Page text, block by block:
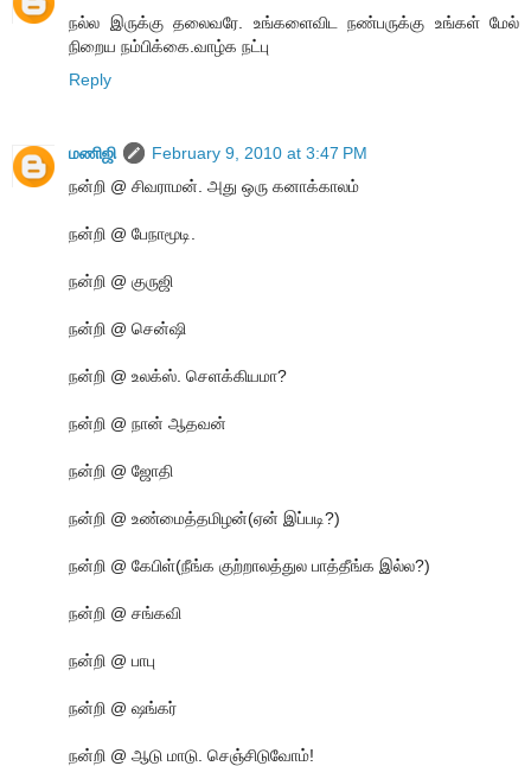
நல்ல இருக்கு தலைவரே. உங்களைவிட நண்பருக்கு உங்கள் மேல்
நிறைய நம்பிக்கை.வாழ்க நட்பு
Reply
மணிஜி
February 9, 2010 at 3:47 PM
நன்றி @ சிவராமன். அது ஒரு கனாக்காலம்
நன்றி @ பேநாமூடி.
நன்றி @ குருஜி
நன்றி @ சென்ஷி
நன்றி @ உலக்ஸ். செளக்கியமா?
நன்றி @ நான் ஆதவன்
நன்றி @ ஜோதி
நன்றி @ உண்மைத்தமிழன்(ஏன் இப்படி?)
நன்றி @ கேபிள்(நீங்க குற்றாலத்துல பாத்தீங்க இல்ல?)
நன்றி @ சங்கவி
நன்றி @ பாபு
நன்றி @ ஷங்கர்
நன்றி @ ஆடு மாடு. செஞ்சிடுவோம்!